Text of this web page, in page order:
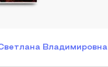
Владимировна